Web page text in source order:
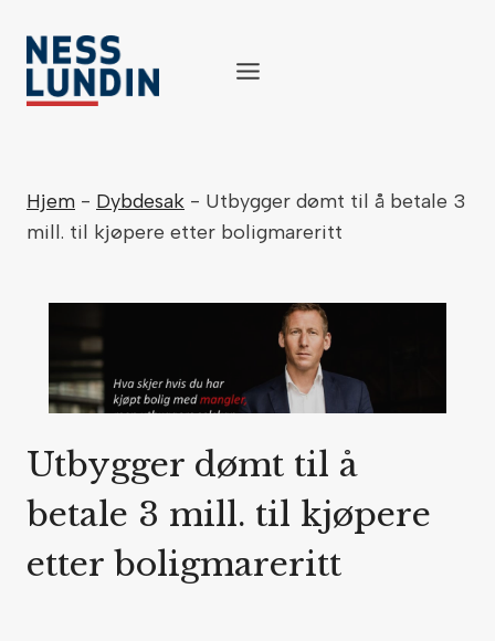
content
Hjem - Dybdesak - Utbygger dømt til å betale 3
mill. til kjøpere etter boligmareritt
Utbygger dømt til å
betale 3 mill. til kjøpere
etter boligmareritt